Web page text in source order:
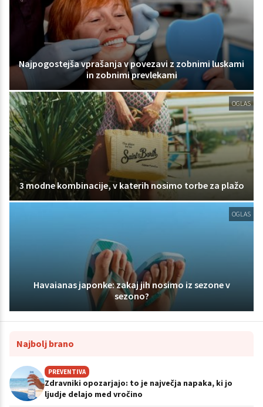
Najpogostejša vprašanja v povezavi z zobnimi luskami
in zobnimi prevlekami
OGLAS
3 modne kombinacije, v katerih nosimo torbe za plažo
OGLAS
Havaianas japonke: zakaj jih nosimo iz sezone v
sezono?
Najbolj brano
PREVENTIVA
Zdravniki opozarjajo: to je največja napaka, ki jo
ljudje delajo med vročino